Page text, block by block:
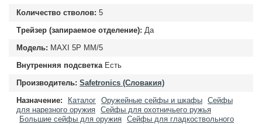
Количество стволов: 5
Трейзер (запираемое отделение): Да
Модель: MAXI 5P MM/5
Внутренняя подсветка Есть
Производитель: Safetronics (Словакия)
Назначение:
Каталог Оружейные сейфы и шкафы Сейфы
для нарезного оружия Сейфы для охотничьего ружья
Большие сейфы для оружия Сейфы для гладкоствольного